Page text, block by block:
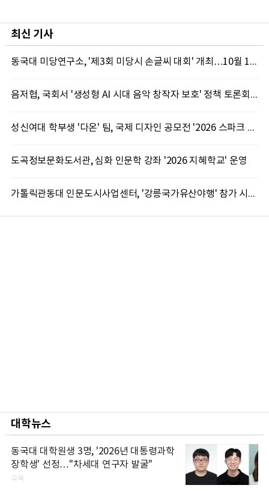
최신 기사
동국대 미당연구소, '제3회 미당시 손글씨 대회' 개최…10월 12일까지 접수
음저협, 국회서 '생성형 AI 시대 음악 창작자 보호' 정책 토론회 10일 개최
성신여대 학부생 '다온' 팀, 국제 디자인 공모전 '2026 스파크 어워드' 동상 수상
도곡정보문화도서관, 심화 인문학 강좌 '2026 지혜학교' 운영
가톨릭관동대 인문도시사업센터, '강릉국가유산야행' 참가 시민 15명 모집
대학뉴스
동국대 대학원생 3명, '2026년 대통령과학
장학생' 선정…"차세대 연구자 발굴"
교육